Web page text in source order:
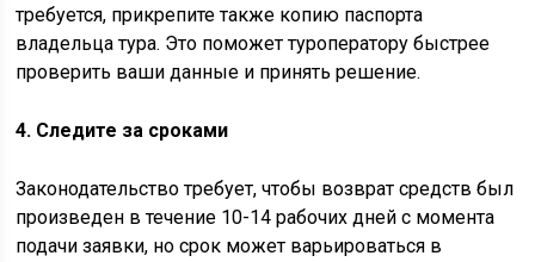
требуется, прикрепите также копию паспорта
владельца тура. Это поможет туроператору быстрее
проверить ваши данные и принять решение.
4. Следите за сроками
Законодательство требует, чтобы возврат средств был
произведен в течение 10-14 рабочих дней с момента
подачи заявки, но срок может варьироваться в